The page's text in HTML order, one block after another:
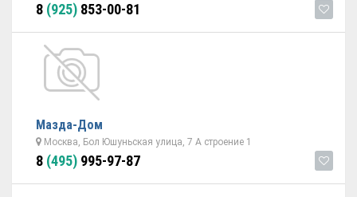
8 (925) 853-00-81
Мазда-Дом
Москва, Бол Юшуньская улица, 7 А строение 1
8 (495) 995-97-87